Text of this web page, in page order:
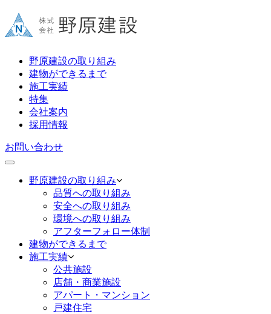
野原建設の取り組み
建物ができるまで
施工実績
特集
会社案内
採用情報
お問い合わせ
野原建設の取り組み
品質への取り組み
安全への取り組み
環境への取り組み
アフターフォロー体制
建物ができるまで
施工実績
公共施設
店舗・商業施設
アパート・マンション
戸建住宅